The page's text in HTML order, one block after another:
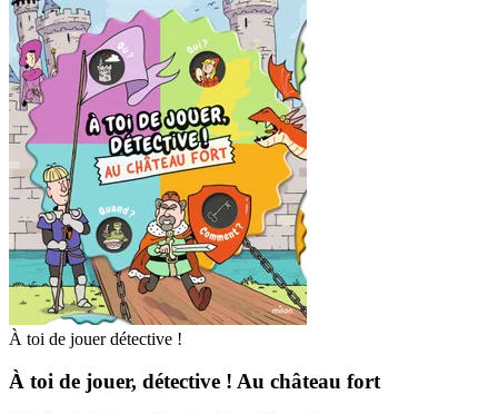
À toi de jouer détective !
À toi de jouer, détective ! Au château fort